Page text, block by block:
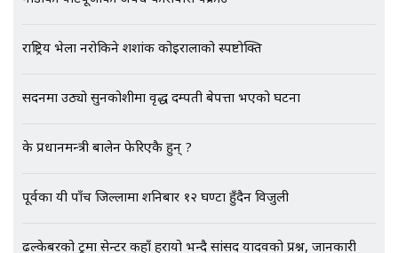
गायब || Everest Hospital
Followup: CCTV Footage Lost |
राष्ट्रिय भेला नरोकिने शशांक कोइरालाको स्पष्टोक्ति
सदनमा उठ्यो सुनकोशीमा वृद्ध दम्पती बेपत्ता भएको घटना
के प्रधानमन्त्री बालेन फेरिएकै हुन् ?
पूर्वका यी पाँच जिल्लामा शनिबार १२ घण्टा हुँदैन विजुली
ढल्केबरको ट्रमा सेन्टर कहाँ हरायो भन्दै सांसद यादवको प्रश्न, जानकारी